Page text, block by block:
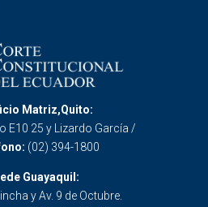
Matriz,Quito:
E10 25 y Lizardo García /
(02) 394-1800
Guayaquil:
y Av. 9 de Octubre.